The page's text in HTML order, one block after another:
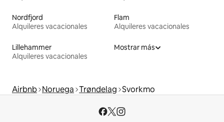
Nordfjord
Alquileres vacacionales
Flam
Alquileres vacacionales
Lillehammer
Alquileres vacacionales
Mostrar más
Airbnb Noruega Trøndelag Svorkmo